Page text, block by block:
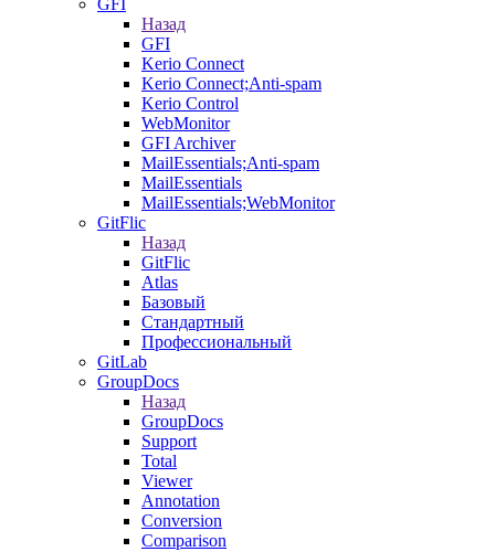
GFI
Назад
GFI
Kerio Connect
Kerio Connect;Anti-spam
Kerio Control
WebMonitor
GFI Archiver
MailEssentials;Anti-spam
MailEssentials
MailEssentials;WebMonitor
GitFlic
Назад
GitFlic
Atlas
Базовый
Стандартный
Профессиональный
GitLab
GroupDocs
Назад
GroupDocs
Support
Total
Viewer
Annotation
Conversion
Comparison